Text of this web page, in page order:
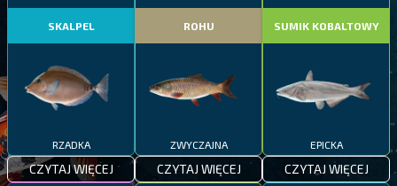
SKALPEL
RZADKA
CZYTAJ WIĘCEJ
ROHU
ZWYCZAJNA
CZYTAJ WIĘCEJ
SUMIK KOBALTOWY
EPICKA
CZYTAJ WIĘCEJ